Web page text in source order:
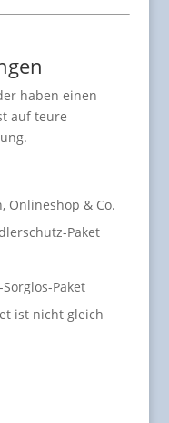
haben einen
auf teure
Onlineshop & Co.
Paket
Paket
ist nicht gleich